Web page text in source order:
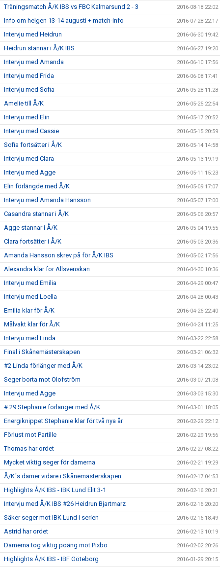
Träningsmatch Å/K IBS vs FBC Kalmarsund 2 - 3 2016-08-18 22:02
Info om helgen 13-14 augusti + match-info 2016-07-28 22:17
Intervju med Heidrun 2016-06-30 19:42
Heidrun stannar i Å/K IBS 2016-06-27 19:20
Intervju med Amanda 2016-06-10 17:56
Intervju med Frida 2016-06-08 17:41
Intervju med Sofia 2016-05-28 11:28
Amelie till Å/K 2016-05-25 22:54
Intervju med Elin 2016-05-17 20:52
Intervju med Cassie 2016-05-15 20:59
Sofia fortsätter i Å/K 2016-05-14 14:58
Intervju med Clara 2016-05-13 19:19
Intervju med Agge 2016-05-11 15:23
Elin förlängde med Å/K 2016-05-09 17:07
Intervju med Amanda Hansson 2016-05-07 17:00
Casandra stannar i Å/K 2016-05-06 20:57
Agge stannar i Å/K 2016-05-04 19:55
Clara fortsätter i Å/K 2016-05-03 20:36
Amanda Hansson skrev på för Å/K IBS 2016-05-02 17:56
Alexandra klar för Allsvenskan 2016-04-30 10:36
Intervju med Emilia 2016-04-29 00:47
Intervju med Loella 2016-04-28 00:43
Emilia klar för Å/K 2016-04-26 22:40
Målvakt klar för Å/K 2016-04-24 11:25
Intervju med Linda 2016-03-22 22:58
Final i Skånemästerskapen 2016-03-21 06:32
#2 Linda förlänger med Å/K 2016-03-14 23:02
Seger borta mot Olofström 2016-03-07 21:08
Intervju med Agge 2016-03-03 15:30
# 29 Stephanie förlänger med Å/K 2016-03-01 18:05
Energiknippet Stephanie klar för två nya år 2016-02-29 22:12
Förlust mot Partille 2016-02-29 19:56
Thomas har ordet 2016-02-27 08:22
Mycket viktig seger för damerna 2016-02-21 19:29
Å/K´s damer vidare i Skånemästerskapen 2016-02-17 04:53
Highlights Å/K IBS - IBK Lund Elit 3-1 2016-02-16 20:21
Intervju med Å/K IBS #26 Heidrun Bjartmarz 2016-02-16 20:20
Säker seger mot IBK Lund i serien 2016-02-16 18:49
Astrid har ordet 2016-02-13 10:19
Damerna tog viktig poäng mot Pixbo 2016-02-02 20:26
Highlights Å/K IBS - IBF Göteborg 2016-01-29 20:15